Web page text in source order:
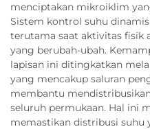
menciptakan mikroiklim
Sistem kontrol suhu
terutama saat aktivitas fisik
yang berubah-ubah.
lapisan ini ditingkatkan
yang mencakup saluran
membantu
seluruh permukaan. Hal ini
memastikan distribusi suhu